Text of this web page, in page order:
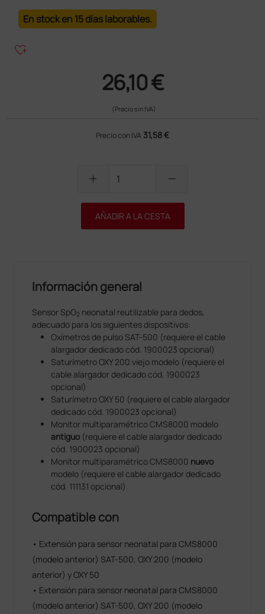
En stock en 15 días laborables.
heart_plus
26,10 €
(Precio sin IVA)
Precio con IVA 31,58 €
add remove
AÑADIR A LA CESTA
Información general
Sensor SpO2 neonatal reutilizable para dedos,
adecuado para los siguientes dispositivos:
Oxímetros de pulso SAT-500 (requiere el cable
alargador dedicado cód. 1900023 opcional)
Saturímetro OXY 200 viejo modelo (requiere el
cable alargador dedicado cód. 1900023
opcional)
Saturímetro OXY 50 (requiere el cable alargador
dedicado cód. 1900023 opcional)
Monitor multiparamétrico CMS8000 modelo
antiguo (requiere el cable alargador dedicado
cód. 1900023 opcional)
Monitor multiparamétrico CMS8000 nuevo
modelo (requiere el cable alargador dedicado
cód. 111131 opcional)
Compatible con
• Extensión para sensor neonatal para CMS8000
(modelo anterior) SAT-500, OXY 200 (modelo
anterior) y OXY 50
• Extensión para sensor neonatal para CMS8000
(modelo anterior) SAT-500, OXY 200 (modelo